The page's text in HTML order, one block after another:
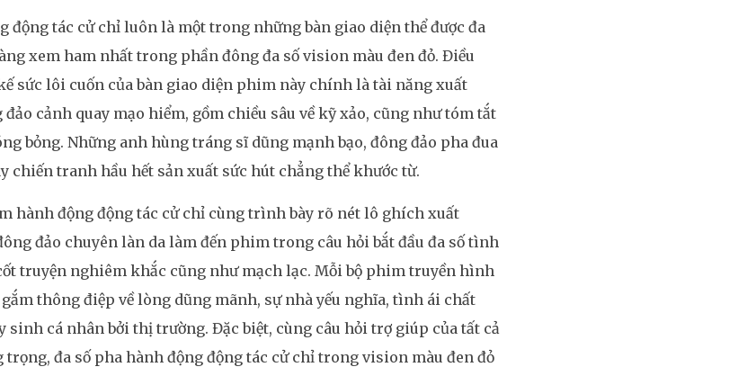
động tác cử chỉ luôn là một trong những bàn giao diện thể được đa
xem ham nhất trong phần đông đa số vision màu đen đỏ. Điều
sức lôi cuốn của bàn giao diện phim này chính là tài năng xuất
cảnh quay mạo hiểm, gồm chiều sâu về kỹ xảo, cũng như tóm tắt
bỏng. Những anh hùng tráng sĩ dũng mạnh bạo, đông đảo pha đua
chiến tranh hầu hết sản xuất sức hút chẳng thể khước từ.
hành động động tác cử chỉ cùng trình bày rõ nét lô ghích xuất
đảo chuyên làn da làm đến phim trong câu hỏi bắt đầu đa số tình
truyện nghiêm khắc cũng như mạch lạc. Mỗi bộ phim truyền hình
thông điệp về lòng dũng mãnh, sự nhà yếu nghĩa, tình ái chất
sinh cá nhân bởi thị trường. Đặc biệt, cùng câu hỏi trợ giúp của tất cả
trọng, đa số pha hành động động tác cử chỉ trong vision màu đen đỏ